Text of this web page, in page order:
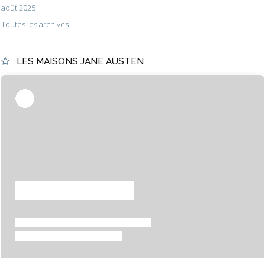
août 2025
Toutes les archives
LES MAISONS JANE AUSTEN